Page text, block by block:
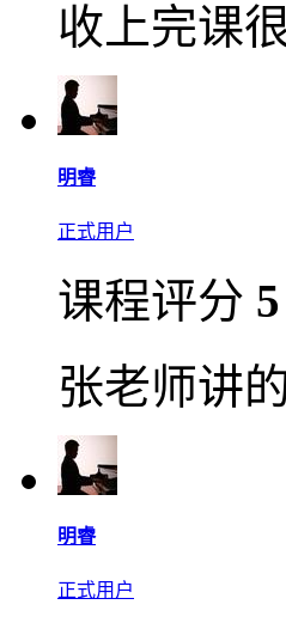
收上完课
明睿
正式用户
课程评分 5
张老师讲
明睿
正式用户